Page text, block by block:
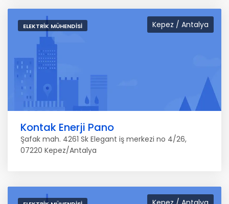
Kepez / Antalya
ELEKTRIK MÜHENDISI
Kontak Enerji Pano
Şafak mah. 4261 Sk Elegant iş merkezi no 4/26,
07220 Kepez/Antalya